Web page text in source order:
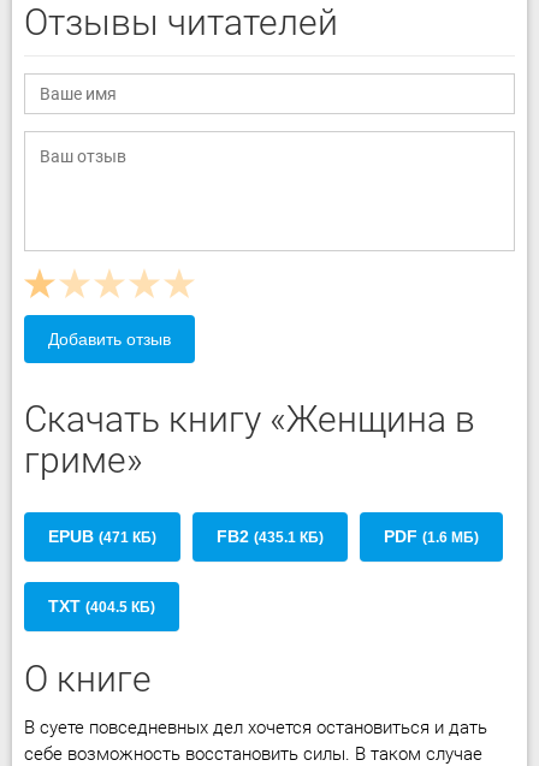
Отзывы читателей
Добавить отзыв
Скачать книгу «Женщина в
гриме»
EPUB (471 КБ) FB2 (435.1 КБ) PDF (1.6 МБ)
TXT (404.5 КБ)
О книге
В суете повседневных дел хочется остановиться и дать
себе возможность восстановить силы. В таком случае